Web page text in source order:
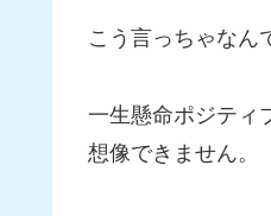
こう言っちゃなん
一生懸命ポジティ
想像できません。